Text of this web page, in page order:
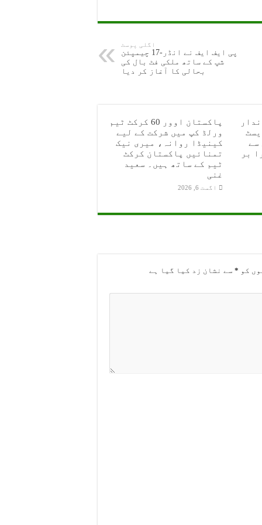
اگلی پوسٹ
پی ایف ایف نے انڈر-17 چیمپئن
شپ کے ساتھ ملکی فٹ بال کی
بحالی کا آغاز کر دیا
سے
بر
پاکستان اوور 60 کرکٹ ٹیم
ورلڈ کپ میں شرکت کے لیے
کینیڈا روانہ، میری نیک
تمنائیں پاکستان کرکٹ
ٹیم کے ساتھ ہیں۔ سعید
غنی
اگست 6, 2026
کو * سے نشان زد کیا گیا ہے